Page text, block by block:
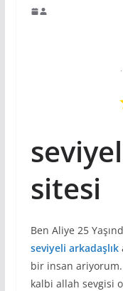
sitesi
Ben Aliye 25
seviyeli arkadaşlık
bir insan ariyorum.
kalbi allah sevgisi